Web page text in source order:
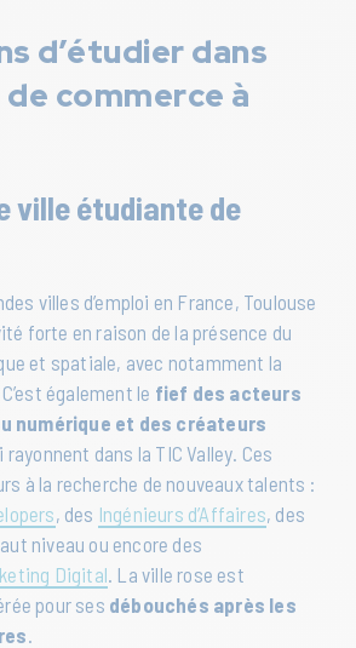
d’étudier dans
commerce à
ville étudiante de
villes d’emploi en France, Toulouse
forte en raison de la présence du
et spatiale, avec notamment la
également le fief des acteurs
numérique et des créateurs
rayonnent dans la TIC Valley. Ces
à la recherche de nouveaux talents :
, des Ingénieurs d’Affaires, des
niveau ou encore des
Digital . La ville rose est
pour ses débouchés après les